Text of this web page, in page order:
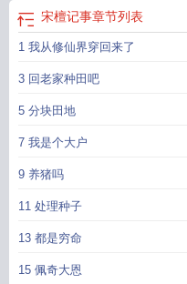
记事品书网宋檀记事阅读宋檀记事
澶渊之战宋檀记事书海阁宋檀家
千免费阅读宋檀记事百度百科 宋
shuhaige宋檀家具怎么样 宋檀记
译 宋檀记事笔趣阁 宋书檀道济列
宋檀记事全文 宋
资源宋檀记事类似直播种田文 宋
檀记事全本完结免费
全文免费阅读笔趣阁
在哪里看宋檀记事正版 宋檀记事
宋檀记事章节列表
1 我从修仙界穿回来了
3 回老家种田吧
5 分块田地
7 我是个大户
9 养猪吗
11 处理种子
13 都是穷命
15 佩奇大恩